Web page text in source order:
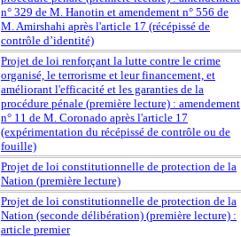
n° 329 de M. Hanotin et amendement n° 556 de
M. Amirshahi après l'article 17 (récépissé de
contrôle d’identité)
Projet de loi renforçant la lutte contre le crime
organisé, le terrorisme et leur financement, et
améliorant l'efficacité et les garanties de la
procédure pénale (première lecture) : amendement
n° 11 de M. Coronado après l'article 17
(expérimentation du récépissé de contrôle ou de
fouille)
Projet de loi constitutionnelle de protection de la
Nation (première lecture)
Projet de loi constitutionnelle de protection de la
Nation (seconde délibération) (première lecture) :
article premier